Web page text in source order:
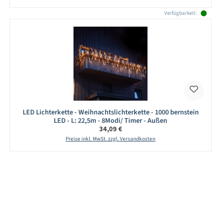
Verfügbarkeit:
LED Lichterkette - Weihnachtslichterkette - 1000 bernstein
LED - L: 22,5m - 8Modi/ Timer - Außen
Regulärer Preis:
34,09 €
Preise inkl. MwSt. zzgl. Versandkosten